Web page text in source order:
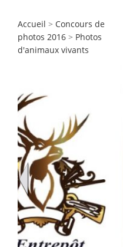
Accueil > Concours de
photos 2016 > Photos
d'animaux vivants